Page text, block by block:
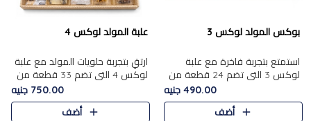
بوكس المولد لوكس 3
استمتع بتجربة فاخرة مع علبة
لوكس 3 التي تضم 24 قطعة من
أشهر حلويات المولد الشرقية
المختارة بعناية. تحتوي التشكيلة
على الجزرية بالفول، والملب..
490.00 جنيه
أضف
علبة المولد لوكس 4
ارتقِ بتجربة حلويات المولد مع علبة
لوكس 4 التي تضم 33 قطعة من
تشكيلة فاخرة ومتنوعة من أشهر
الأصناف الشرقية. تحتوي العلبة على
الجزرية بالفول،..
750.00 جنيه
أضف